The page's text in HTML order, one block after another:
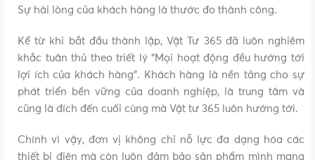
Sự hài lòng của khách hàng là thước đo thành công.
Kể từ khi bắt đầu thành lập, Vật Tư 365 đã luôn nghiêm
khắc tuân thủ theo triết lý “Mọi hoạt động đều hướng tới
lợi ích của khách hàng”. Khách hàng là nền tảng cho sự
phát triển bền vững của doanh nghiệp, là trung tâm và
cũng là đích đến cuối cùng mà Vật tư 365 luôn hướng tới.
Chính vì vậy, đơn vị không chỉ nỗ lực đa dạng hóa các
thiết bị điện mà còn luôn đảm bảo sản phẩm mình mang